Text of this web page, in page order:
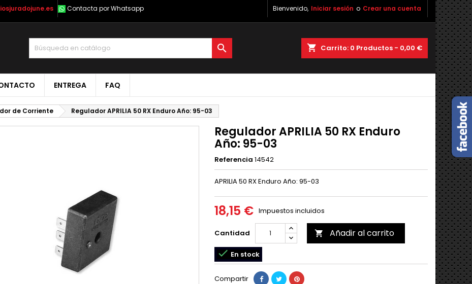
Bienvenido, Iniciar sesión o Crear una cuenta
Contacta por Whatsapp
shopping_cart Carrito: 0 Productos - 0,00 €

ENTREGA FAQ
de Corriente Regulador APRILIA 50 RX Enduro Año: 95-03
Regulador APRILIA 50 RX Enduro
Año: 95-03
Referencia 14542
APRILIA 50 RX Enduro Año: 95-03
18,15 € Impuestos incluidos
Cantidad  Añadir al carrito
 En stock
Compartir